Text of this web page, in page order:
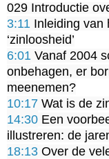
3:11 Inleiding van
6:01 Vanaf 2004
onbehagen, er
10:17
14:30 Een
18:13 Over de